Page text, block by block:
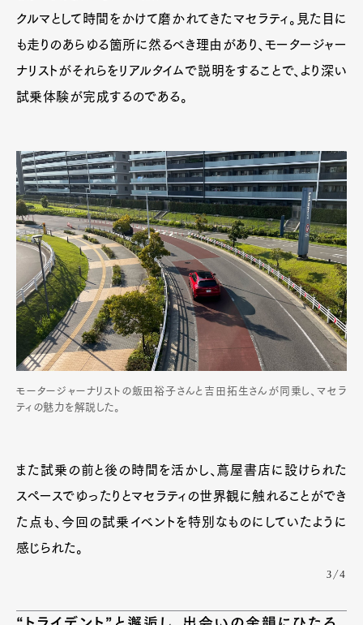
クルマとして時間をかけて磨かれてきたマセラティ。見た目に
も走りのあらゆる箇所に然るべき理由があり、モータージャー
ナリストがそれらをリアルタイムで説明をすることで、より深い
試乗体験が完成するのである。
モータージャーナリストの飯田裕子さんと吉田拓生さんが同乗し、マセラ
ティの魅力を解説した。
また試乗の前と後の時間を活かし、蔦屋書店に設けられた
スペースでゆったりとマセラティの世界観に触れることができ
た点も、今回の試乗イベントを特別なものにしていたように
感じられた。
3/4